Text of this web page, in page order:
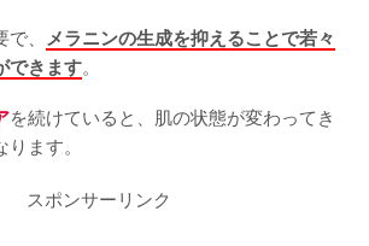
、
メラニンの生成を抑えることで若々
できます。
を続けていると、肌の状態が変わってき
ます。
スポンサーリンク